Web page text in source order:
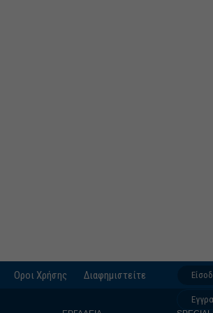
Οροι Χρήσης Διαφημιστείτε